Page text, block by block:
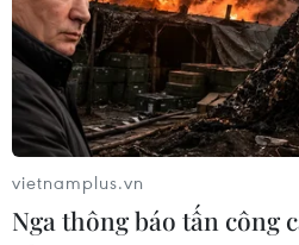
không đúng sự thật. Các cuộc
vaccine đang được tiến hành
vietnamplus.vn
Nga thông báo tấn công